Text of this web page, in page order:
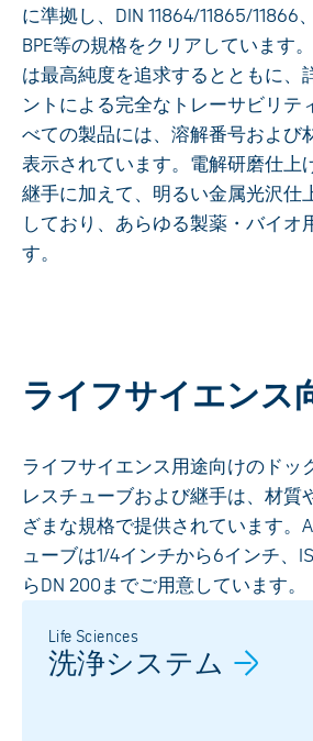
に準拠し、DIN 11864/11865/11866
BPE等の規格をクリアしています
は最高純度を追求するとともに、
ントによる完全なトレーサビリテ
べての製品には、溶解番号および
表示されています。電解研磨仕上
継手に加えて、明るい金属光沢仕
しており、あらゆる製薬・バイオ
す。
ライフサイエンス
ライフサイエンス用途向けのドッ
レスチューブおよび継手は、材質
ざまな規格で提供されています。
ューブは1/4インチから6インチ、
らDN 200までご用意しています。
Life Sciences
洗浄システム